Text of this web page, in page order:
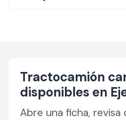
Tractocamión
disponibles en
Abre una ficha, revisa